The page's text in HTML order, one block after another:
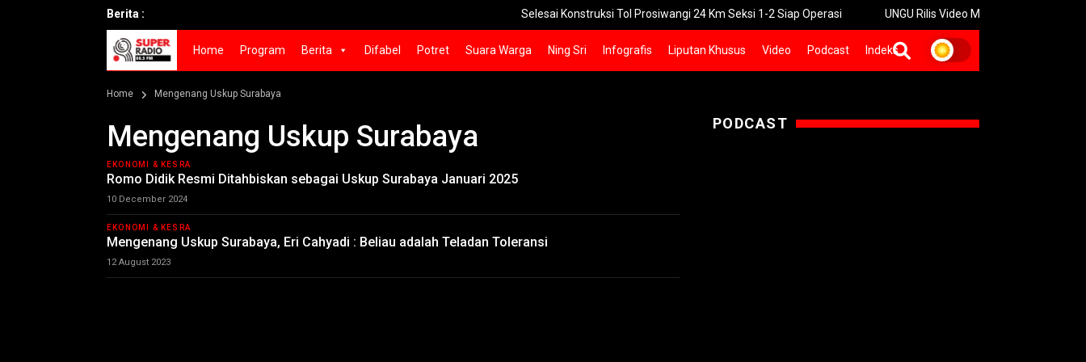
Berita : Selesai Konstruksi Tol Prosiwangi 24 Km Seksi 1-2 Siap Operasi UNGU Rilis Video Musik “Utara-Selatan” Sambut
Home Program Berita Difabel Potret Suara Warga Ning Sri Infografis Liputan Khusus Video Podcast Indeks
Home Mengenang Uskup Surabaya
Mengenang Uskup Surabaya
EKONOMI & KESRA
Romo Didik Resmi Ditahbiskan sebagai Uskup Surabaya Januari 2025
10 December 2024
EKONOMI & KESRA
Mengenang Uskup Surabaya, Eri Cahyadi : Beliau adalah Teladan Toleransi
12 August 2023
PODCAST